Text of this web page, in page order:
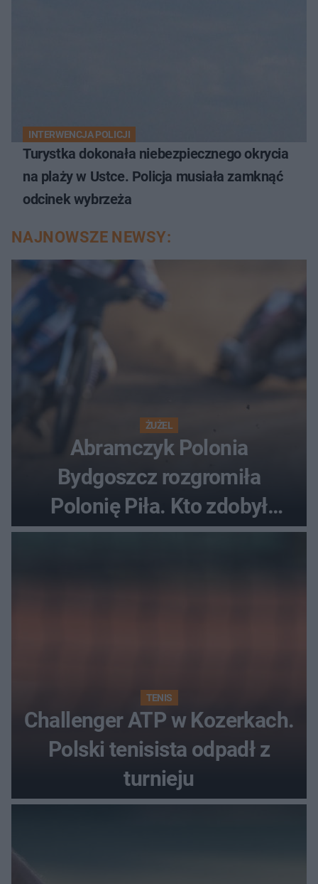
INTERWENCJA POLICJI
Turystka dokonała niebezpiecznego okrycia
na plaży w Ustce. Policja musiała zamknąć
odcinek wybrzeża
NAJNOWSZE NEWSY:
ŻUŻEL
Abramczyk Polonia
Bydgoszcz rozgromiła
Polonię Piła. Kto zdobył
najwięcej punktów?
TENIS
Challenger ATP w Kozerkach.
Polski tenisista odpadł z
turnieju